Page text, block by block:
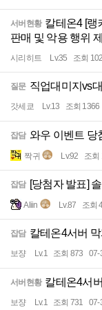
서버현황 칼테온4 [랭
판매 및 악용 행위
시리히트 Lv.35 조회
질문 직업대미지vs
갓세쿄 Lv.13 조회 1366
잡담 와우 이벤트 당
짝귀 Lv.92 조회
잡담 [당첨자 발표]
Aliin Lv.87 조회
잡담 칼테온4서버
보쟝 Lv.1 조회 873 07-
서버현황 칼테온4서
보쟝 Lv.1 조회 731 07-